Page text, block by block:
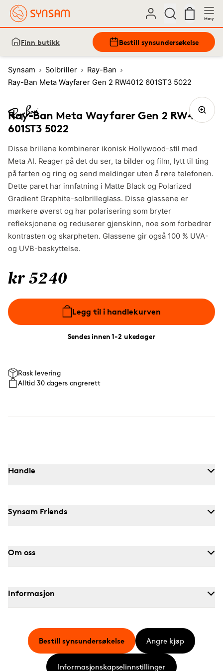
Meny
Finn butikk Bestill synsundersøkelse
Synsam Solbriller
Ray-Ban
Ray-Ban Meta Wayfarer Gen 2 RW4012 601ST3 5022
Ray-Ban Meta Wayfarer Gen 2 RW4012
601ST3 5022
Disse brillene kombinerer ikonisk Hollywood-stil med
Meta AI. Reager på det du ser, ta bilder og film, lytt til ting
på farten og ring og send meldinger uten å røre telefonen.
Dette paret har innfatning i Matte Black og Polarized
Gradient Graphite-solbrilleglass. Disse glassene er
mørkere øverst og har polarisering som bryter
refleksjonene og reduserer gjenskinn, noe som forbedrer
kontrasten og skarpheten. Glassene gir også 100 % UVA-
og UVB-beskyttelse.
kr 5240
Legg til i handlekurven
Sendes innen 1-2 ukedager
Rask levering
Alltid 30 dagers angrerett
Handle
Synsam Friends
Om oss
Informasjon
Bestill synsundersøkelse Angre kjøp
Informasjonskapselinnstillinger